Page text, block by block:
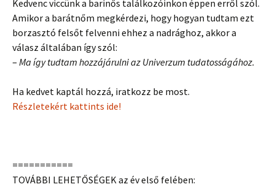
Kedvenc viccünk a barinős találkozóinkon éppen erről szól.
Amikor a barátnőm megkérdezi, hogy hogyan tudtam ezt
borzasztó felsőt felvenni ehhez a nadrághoz, akkor a
válasz általában így szól:
– Ma így tudtam hozzájárulni az Univerzum tudatosságához.
Ha kedvet kaptál hozzá, iratkozz be most.
Részletekért kattints ide!
===========
TOVÁBBI LEHETŐSÉGEK az év első felében: